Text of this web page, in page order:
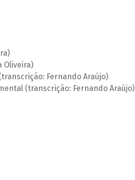
Oliveira)
Fernando Araújo)
(transcrição: Fernando Araújo)